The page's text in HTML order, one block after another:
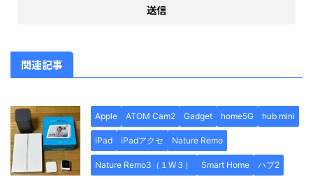
関連記事
Apple ATOM Cam2 Gadget home5G hub mini
iPad iPadアクセ Nature Remo
Nature Remo3（１W３） Smart Home ハブ2